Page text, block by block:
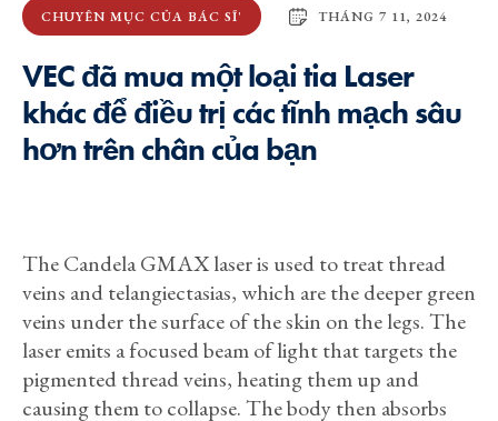
CHUYÊN MỤC CỦA BÁC SĨ' THÁNG 7 11, 2024
VEC đã mua một loại tia Laser
khác để điều trị các tĩnh mạch sâu
hơn trên chân của bạn
The Candela GMAX laser is used to treat thread
veins and telangiectasias, which are the deeper green
veins under the surface of the skin on the legs. The
laser emits a focused beam of light that targets the
pigmented thread veins, heating them up and
causing them to collapse. The body then absorbs